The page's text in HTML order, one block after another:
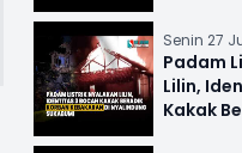
Senin 27
Padam
Lilin,
Kakak